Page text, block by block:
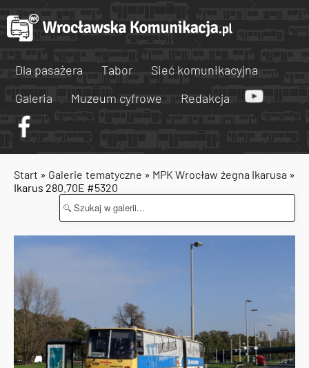
Dla pasażera Tabor
Sieć komunikacyjna
Galeria
Muzeum cyfrowe Redakcja
Start » Galerie tematyczne » MPK Wrocław żegna Ikarusa »
Ikarus 280.70E #5320